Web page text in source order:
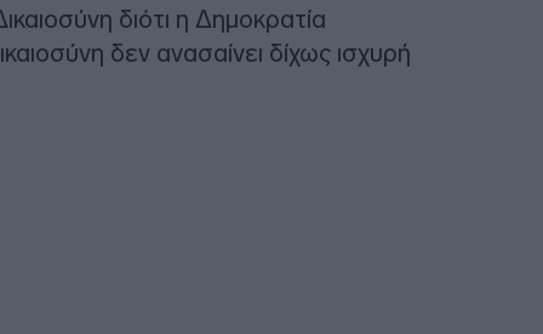
διότι η Δημοκρατία
δεν ανασαίνει δίχως ισχυρή